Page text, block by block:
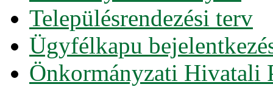
Településrendezési terv
Ügyfélkapu
Önkormányzati Hivatali